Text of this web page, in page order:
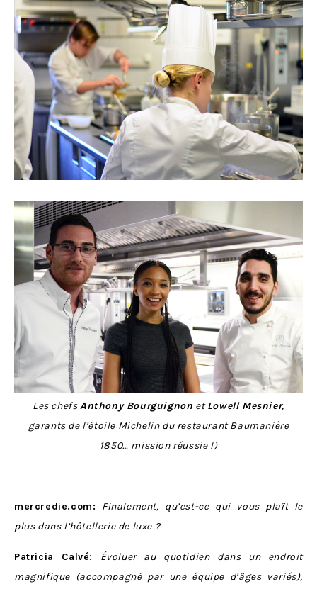
Les chefsAnthony Bourguignon etLowell Mesnier,
garants de l’étoile Michelin du restaurant Baumanière
1850… mission réussie !)
mercredie.com:
Finalement, qu’est-ce qui vous plaît le
plus dans l’hôtellerie de luxe ?
Patricia Calvé:
Évoluer au quotidien dans un endroit
magnifique (accompagné par une équipe d’âges variés),